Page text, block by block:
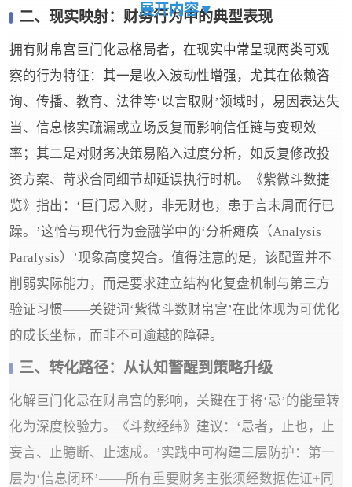
二、现实映射：财务行为中的典型表现
拥有财帛宫巨门化忌格局者，在现实中常呈现两类可观
察的行为特征：其一是收入波动性增强，尤其在依赖咨
询、传播、教育、法律等‘以言取财’领域时，易因表达失
当、信息核实疏漏或立场反复而影响信任链与变现效
率；其二是对财务决策易陷入过度分析，如反复修改投
资方案、苛求合同细节却延误执行时机。《紫微斗数捷
览》指出：‘巨门忌入财，非无财也，患于言未周而行已
躁。’这恰与现代行为金融学中的‘分析瘫痪（Analysis
Paralysis）’现象高度契合。值得注意的是，该配置并不
削弱实际能力，而是要求建立结构化复盘机制与第三方
验证习惯——关键词‘紫微斗数财帛宫’在此体现为可优化
的成长坐标，而非不可逾越的障碍。
三、转化路径：从认知警醒到策略升级
化解巨门化忌在财帛宫的影响，关键在于将‘忌’的能量转
化为深度校验力。《斗数经纬》建议：‘忌者，止也，止
妄言、止臆断、止速成。’实践中可构建三层防护：第一
层为‘信息闭环’——所有重要财务主张须经数据佐证+同
展开内容▼